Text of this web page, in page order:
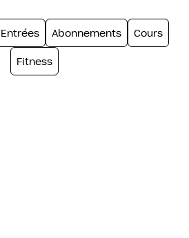
Entrées Abonnements
Cours
Fitness